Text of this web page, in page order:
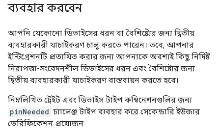
ব্যবহার করবেন
আপনি যেকোনো ডিভাইসের ধরন বা বৈশিষ্ট্যের জন্য দ্বিতীয়
ব্যবহারকারী যাচাইকরণ চালু করতে পারেন। তবে, আপনার
ইন্টিগ্রেশনটি প্রত্যয়িত করার জন্য আপনাকে অবশ্যই কিছু নির্দিষ্ট
নিরাপত্তা-সংবেদনশীল ডিভাইসের ধরন এবং বৈশিষ্ট্যের জন্য
দ্বিতীয় ব্যবহারকারী যাচাইকরণ বাস্তবায়ন করতে হবে।
নিম্নলিখিত ট্রেইট এবং ডিভাইস টাইপ কম্বিনেশনগুলির জন্য
pinNeeded চ্যালেঞ্জ টাইপ ব্যবহার করে সেকেন্ডারি ইউজার
ভেরিফিকেশন প্রয়োজন: